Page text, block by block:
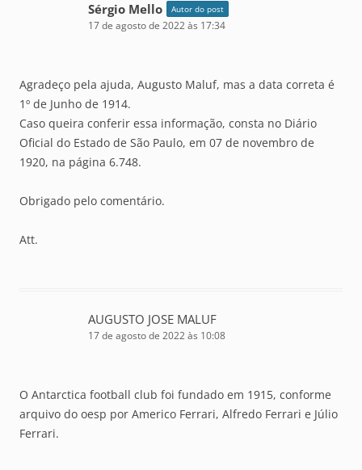
Sérgio Mello Autor do post
17 de agosto de 2022 às 17:34
Agradeço pela ajuda, Augusto Maluf, mas a data correta é
1º de Junho de 1914.
Caso queira conferir essa informação, consta no Diário
Oficial do Estado de São Paulo, em 07 de novembro de
1920, na página 6.748.
Obrigado pelo comentário.
Att.
AUGUSTO JOSE MALUF
17 de agosto de 2022 às 10:08
O Antarctica football club foi fundado em 1915, conforme
arquivo do oesp por Americo Ferrari, Alfredo Ferrari e Júlio
Ferrari.